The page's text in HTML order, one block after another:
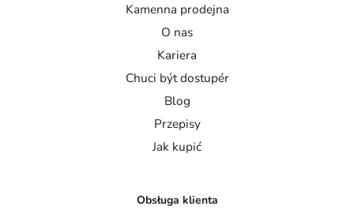
Kamenna prodejna
O nas
Kariera
Chuci být dostupér
Blog
Przepisy
Jak kupić
Obsługa klienta